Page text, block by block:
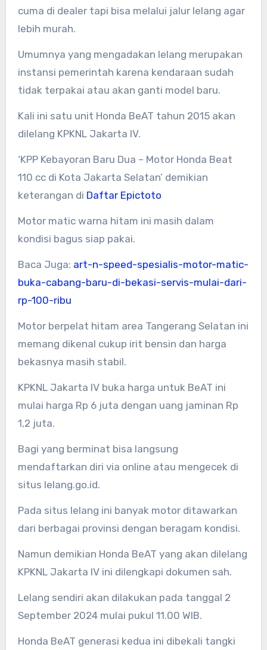
cuma di dealer tapi bisa melalui jalur lelang agar
lebih murah.
Umumnya yang mengadakan lelang merupakan
instansi pemerintah karena kendaraan sudah
tidak terpakai atau akan ganti model baru.
Kali ini satu unit Honda BeAT tahun 2015 akan
dilelang KPKNL Jakarta IV.
‘KPP Kebayoran Baru Dua – Motor Honda Beat
110 cc di Kota Jakarta Selatan’ demikian
keterangan di Daftar Epictoto
Motor matic warna hitam ini masih dalam
kondisi bagus siap pakai.
Baca Juga: art-n-speed-spesialis-motor-matic-
buka-cabang-baru-di-bekasi-servis-mulai-dari-
rp-100-ribu
Motor berpelat hitam area Tangerang Selatan ini
memang dikenal cukup irit bensin dan harga
bekasnya masih stabil.
KPKNL Jakarta IV buka harga untuk BeAT ini
mulai harga Rp 6 juta dengan uang jaminan Rp
1,2 juta.
Bagi yang berminat bisa langsung
mendaftarkan diri via online atau mengecek di
situs lelang.go.id.
Pada situs lelang ini banyak motor ditawarkan
dari berbagai provinsi dengan beragam kondisi.
Namun demikian Honda BeAT yang akan dilelang
KPKNL Jakarta IV ini dilengkapi dokumen sah.
Lelang sendiri akan dilakukan pada tanggal 2
September 2024 mulai pukul 11.00 WIB.
Honda BeAT generasi kedua ini dibekali tangki